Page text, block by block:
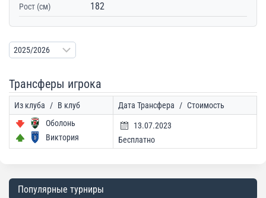
Рост (см) 182
Трансферы игрока
Из клуба / В клуб Дата Трансфера / Стоимость
Оболонь
Виктория
13.07.2023
Бесплатно
Популярные турниры